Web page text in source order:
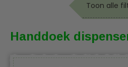
Toon alle
Handdoek